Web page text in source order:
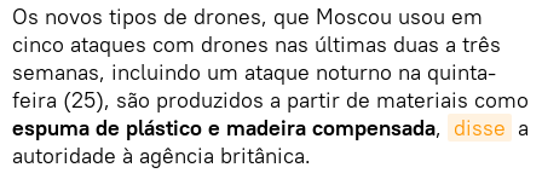
Os novos tipos de drones, que Moscou usou em
cinco ataques com drones nas últimas duas a três
semanas, incluindo um ataque noturno na quinta-
feira (25), são produzidos a partir de materiais como
espuma de plástico e madeira compensada, disse a
autoridade à agência britânica.